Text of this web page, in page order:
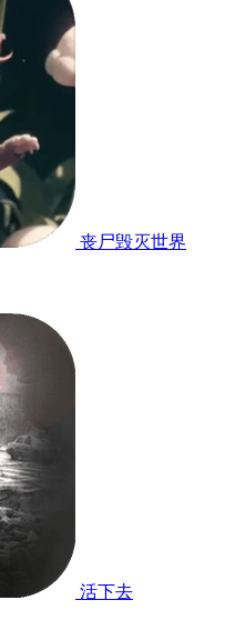
丧尸毁灭世界
活下去